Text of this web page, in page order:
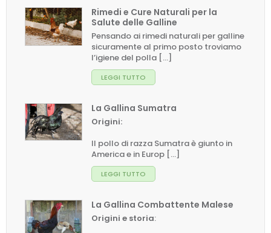
Rimedi e Cure Naturali per la
Salute delle Galline
Pensando ai rimedi naturali per galline
sicuramente al primo posto troviamo
l’igiene del polla [...]
LEGGI TUTTO
La Gallina Sumatra
Origini:
Il pollo di razza Sumatra è giunto in
America e in Europ [...]
LEGGI TUTTO
La Gallina Combattente Malese
Origini e storia: